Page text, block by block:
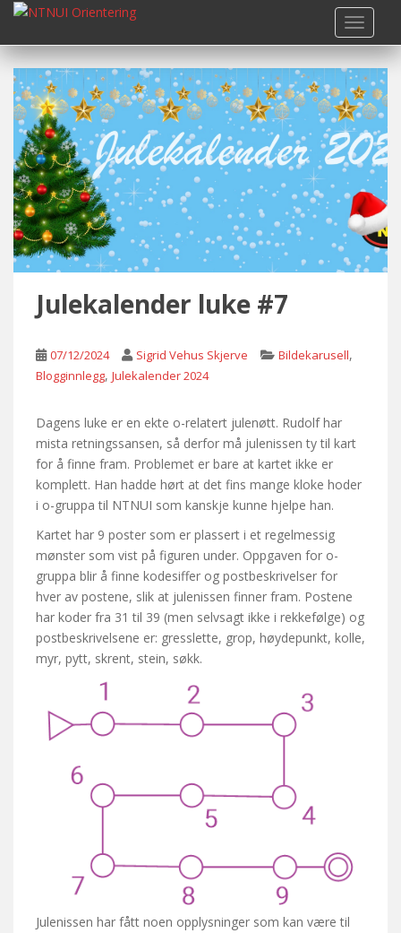
i
Julekalender luke #7
07/12/2024 Sigrid Vehus Skjerve Bildekarusell,
Blogginnlegg, Julekalender 2024
Dagens luke er en ekte o-relatert julenøtt. Rudolf har
mista retningssansen, så derfor må julenissen ty til kart
for å finne fram. Problemet er bare at kartet ikke er
komplett. Han hadde hørt at det fins mange kloke hoder
i o-gruppa til NTNUI som kanskje kunne hjelpe han.
Kartet har 9 poster som er plassert i et regelmessig
mønster som vist på figuren under. Oppgaven for o-
gruppa blir å finne kodesiffer og postbeskrivelser for
hver av postene, slik at julenissen finner fram. Postene
har koder fra 31 til 39 (men selvsagt ikke i rekkefølge) og
postbeskrivelsene er: gresslette, grop, høydepunkt, kolle,
myr, pytt, skrent, stein, søkk.
Julenissen har fått noen opplysninger som kan være til